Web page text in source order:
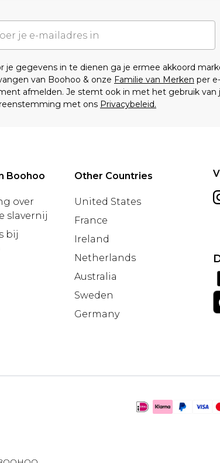
je gegevens in te dienen ga je ermee akkoord
van Boohoo & onze Familie van Merken per
afmelden. Je stemt ook in met het gebruik van
met ons Privacybeleid.
Boohoo
over
slavernij
bij
Other Countries
United States
France
Ireland
Netherlands
Australia
Sweden
Germany